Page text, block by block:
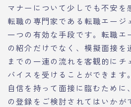
マナーについて少しでも不安を
転職の専門家である転職エージ
一つの有効な手段です。転職エ
の紹介だけでなく、模擬面接を
までの一連の流れを客観的にチ
バイスを受けることができます
自信を持って面接に臨むために
の登録をご検討されてはいかが